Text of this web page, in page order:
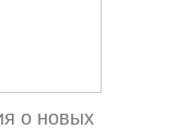
о новых